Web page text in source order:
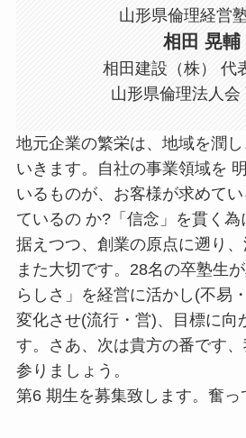
山形県倫理経営
相田 晃輔
相田建設（株） 代
山形県倫理法人会
地元企業の繁栄は、地域を潤
いきます。自社の事業領域を
いるものが、お客様が求めて
ているの か?「信念」を貫く
据えつつ、創業の原点に遡り
また大切です。28名の卒塾生
らしさ」を経営に活かし(不易
変化させ(流行・営)、目標に向
す。さあ、次は貴方の番です
参りましょう。
第6 期生を募集致します。奮っ